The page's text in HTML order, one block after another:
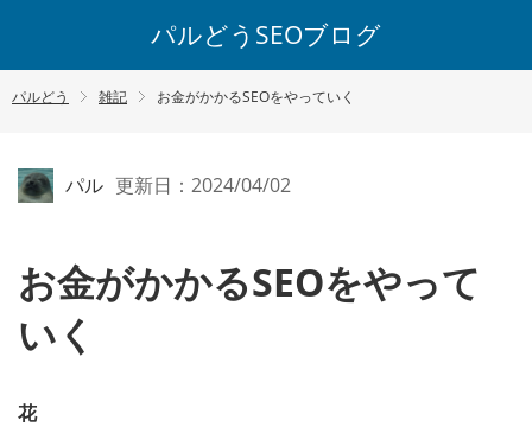
パルどうSEOブログ
パルどう 雑記 お金がかかるSEOをやっていく
パル 更新日：2024/04/02
お金がかかるSEOをやって
いく
花